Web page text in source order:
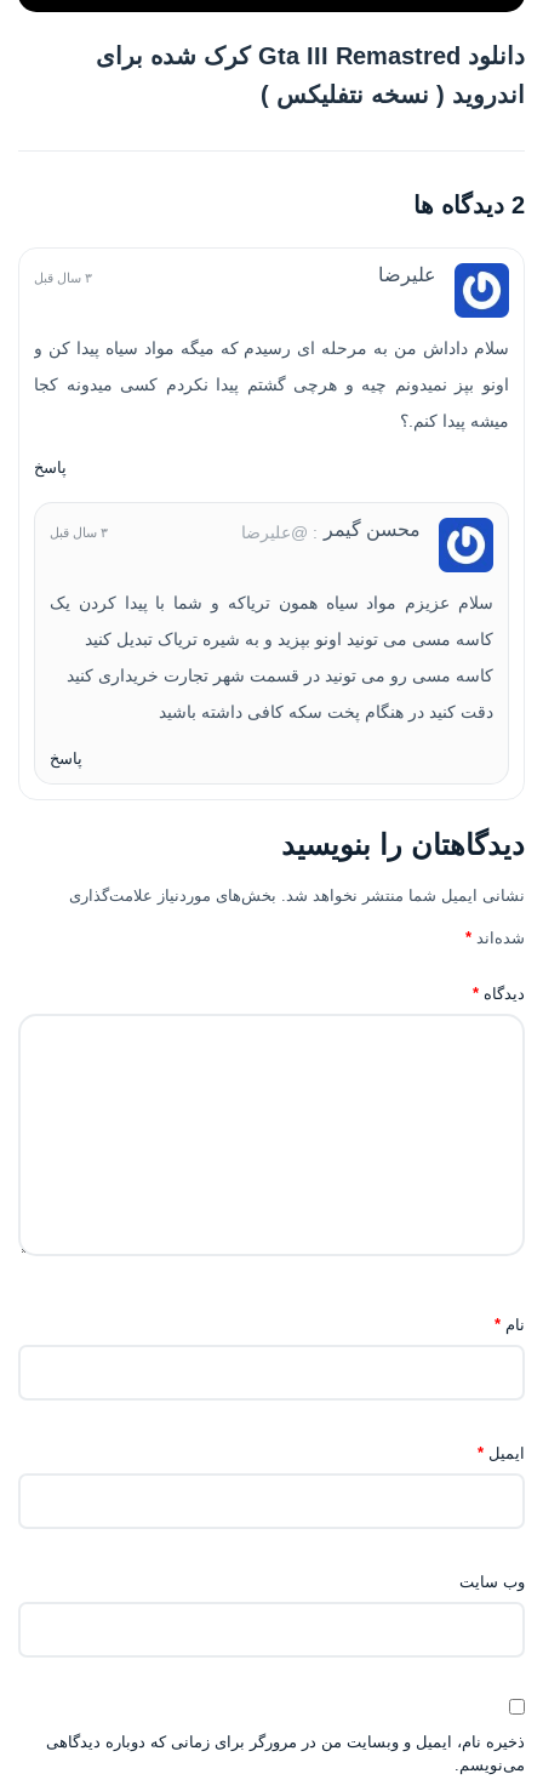
دانلود Gta III Remastred کرک شده برای
اندروید ( نسخه نتفلیکس )
2 دیدگاه ها
علیرضا ۳ سال قبل
سلام داداش من به مرحله ای رسیدم که میگه مواد سیاه پیدا کن و
اونو بپز نمیدونم چیه و هرچی گشتم پیدا نکردم کسی میدونه کجا
میشه پیدا کنم.؟
پاسخ
محسن گیمر : @علیرضا ۳ سال قبل
سلام عزیزم مواد سیاه همون تریاکه و شما با پیدا کردن یک
کاسه مسی می تونید اونو بپزید و به شیره تریاک تبدیل کنید
کاسه مسی رو می تونید در قسمت شهر تجارت خریداری کنید
دقت کنید در هنگام پخت سکه کافی داشته باشید
پاسخ
دیدگاهتان را بنویسید
نشانی ایمیل شما منتشر نخواهد شد. بخش‌های موردنیاز علامت‌گذاری
شده‌اند *
دیدگاه *
نام *
ایمیل *
وب‌ سایت
ذخیره نام، ایمیل و وبسایت من در مرورگر برای زمانی که دوباره دیدگاهی
می‌نویسم.